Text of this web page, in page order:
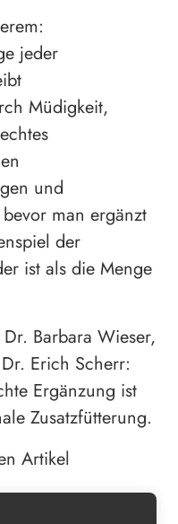
jeder
Müdigkeit,
und
man ergänzt
der
ist als die Menge
Barbara Wieser,
Erich Scherr:
Ergänzung ist
Zusatzfütterung.
Artikel